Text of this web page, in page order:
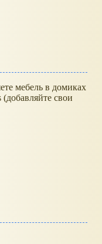
мебель в домиках
свои